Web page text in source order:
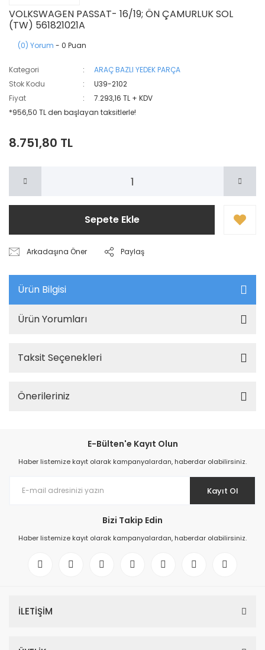
VOLKSWAGEN PASSAT- 16/19; ÖN ÇAMURLUK SOL
(TW) 561821021A
(0) Yorum - 0 Puan
Kategori
ARAÇ BAZLI YEDEK PARÇA
Stok Kodu
U39-2102
Fiyat
7.293,16 TL + KDV
*956,50 TL den başlayan taksitlerle!
8.751,80 TL
Sepete Ekle
Arkadaşına Öner Paylaş
Ürün Bilgisi
Ürün Yorumları
Taksit Seçenekleri
Önerileriniz
E-Bülten'e Kayıt Olun
Haber listemize kayıt olarak kampanyalardan, haberdar olabilirsiniz.
Kayıt Ol
Bizi Takip Edin
Haber listemize kayıt olarak kampanyalardan, haberdar olabilirsiniz.
İLETİŞİM